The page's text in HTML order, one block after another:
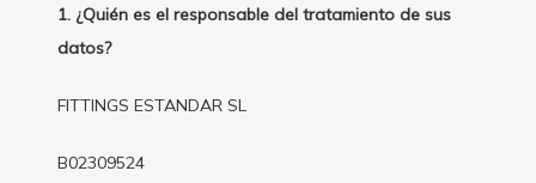
1. ¿Quién es el responsable del tratamiento de sus
datos?
FITTINGS ESTANDAR SL
B02309524